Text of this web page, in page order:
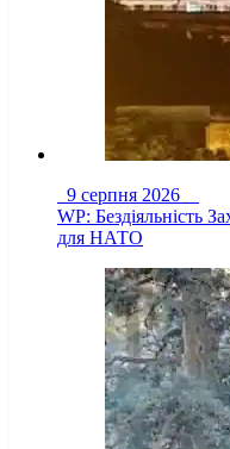
9 серпня 2026
WP: Бездіяльність
для НАТО